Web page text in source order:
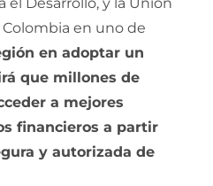
en uno de
en adoptar un
que millones de
a mejores
financieros a partir
y autorizada de